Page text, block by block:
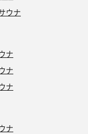
ウナ
ナ
ナ
ナ
ナ